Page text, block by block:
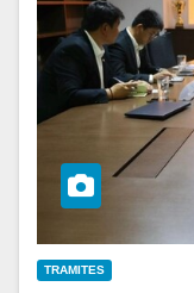
TRAMITES